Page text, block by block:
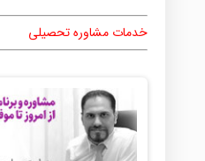
خدمات مشاوره تحصیلی